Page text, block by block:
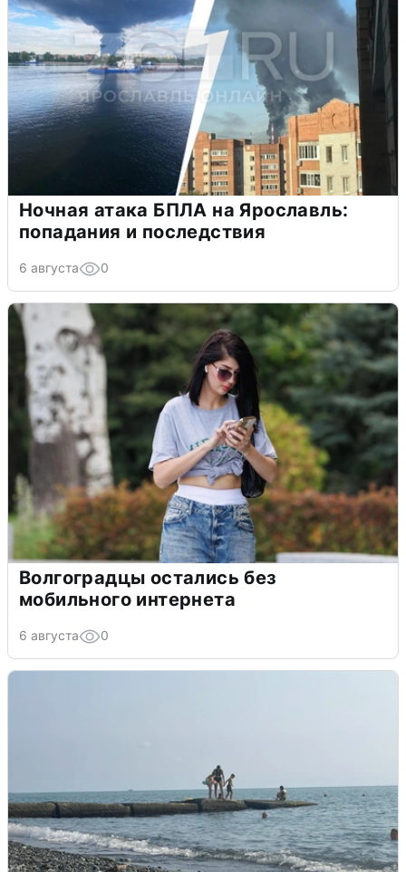
Ночная атака БПЛА на Ярославль:
попадания и последствия
6 августа 0
Волгоградцы остались без
мобильного интернета
6 августа 0